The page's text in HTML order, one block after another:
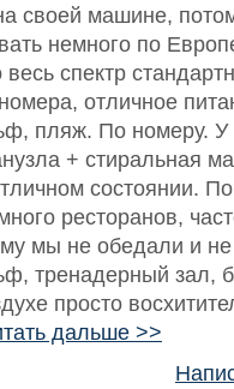
своей машине,
немного по
спектр
отличное
пляж. По номеру.
+ стиральная
состоянии.
ресторанов,
мы не обедали и
тренадерный зал,
просто
дальше >>